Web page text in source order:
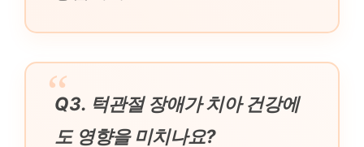
Q3. 턱관절 장애가 치아 건강에
도 영향을 미치나요?